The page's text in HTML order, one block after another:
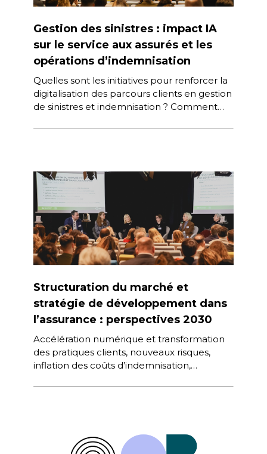
Gestion des sinistres : impact IA
sur le service aux assurés et les
opérations d’indemnisation
Quelles sont les initiatives pour renforcer la
digitalisation des parcours clients en gestion
de sinistres et indemnisation ? Comment
Structuration du marché et
stratégie de développement dans
l’assurance : perspectives 2030
Accélération numérique et transformation
des pratiques clients, nouveaux risques,
inflation des coûts d’indemnisation,